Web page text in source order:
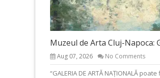
Muzeul de Arta Cluj-Napoca:
Aug 07, 2026 No Comments
“GALERIA DE ARTĂ NAȚIONALĂ